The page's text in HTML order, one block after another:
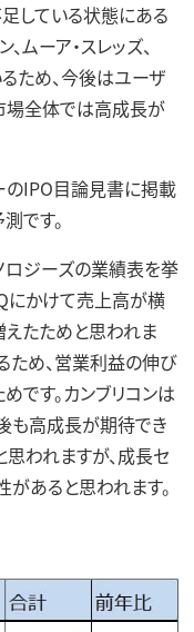
している状態にある
ムーア・スレッズ、
ため、今後はユーザ
場全体では高成長が
のIPO目論見書に掲載
です。
ロジーズの業績表を挙
にかけて売上高が横
えたためと思われま
ため、営業利益の伸び
です。カンブリコンは
も高成長が期待でき
われますが、成長セ
あると思われます。